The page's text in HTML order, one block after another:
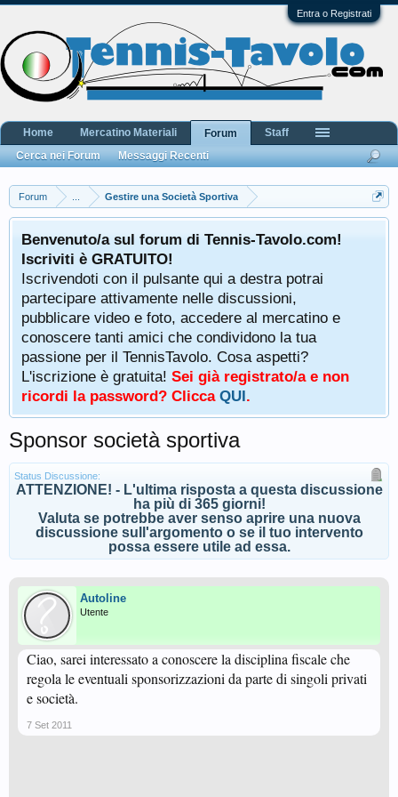
Entra o Registrati
Forum Gestire una Società Sportiva
Benvenuto/a sul forum di Tennis-Tavolo.com!
Iscriviti è GRATUITO!
Iscrivendoti con il pulsante qui a destra potrai
partecipare attivamente nelle discussioni,
pubblicare video e foto, accedere al mercatino e
conoscere tanti amici che condividono la tua
passione per il TennisTavolo. Cosa aspetti?
L'iscrizione è gratuita! Sei già registrato/a e non
ricordi la password? Clicca QUI.
Sponsor società sportiva
Status Discussione:
ATTENZIONE! - L'ultima risposta a questa discussione
ha più di 365 giorni!
Valuta se potrebbe aver senso aprire una nuova
discussione sull'argomento o se il tuo intervento
possa essere utile ad essa.
Autoline
Utente
Ciao, sarei interessato a conoscere la disciplina fiscale che
regola le eventuali sponsorizzazioni da parte di singoli privati
e società.
7 Set 2011
Home Mercatino Materiali
Forum
Cerca nei Forum
Messaggi Recenti
Staff